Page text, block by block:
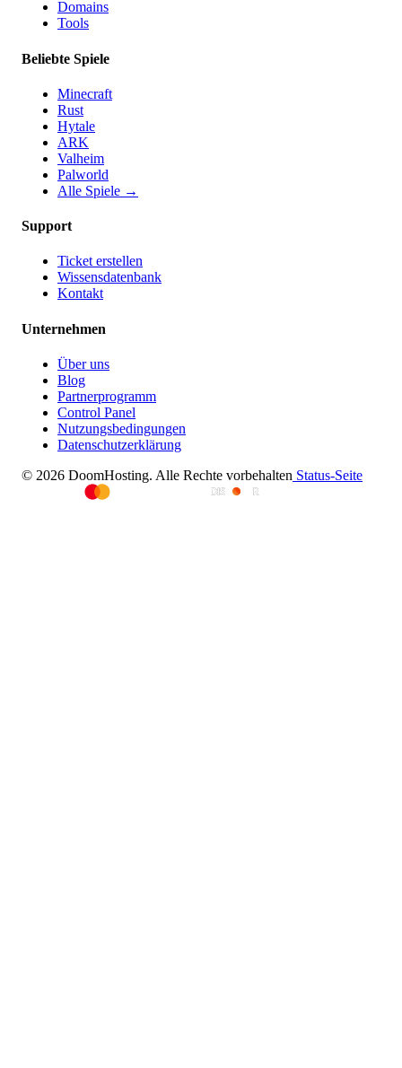
Domains
Tools
Beliebte Spiele
Minecraft
Rust
Hytale
ARK
Valheim
Palworld
Alle Spiele →
Support
Ticket erstellen
Wissensdatenbank
Kontakt
Unternehmen
Über uns
Blog
Partnerprogramm
Control Panel
Nutzungsbedingungen
Datenschutzerklärung
© 2026 DoomHosting. Alle Rechte vorbehalten Status-Seite